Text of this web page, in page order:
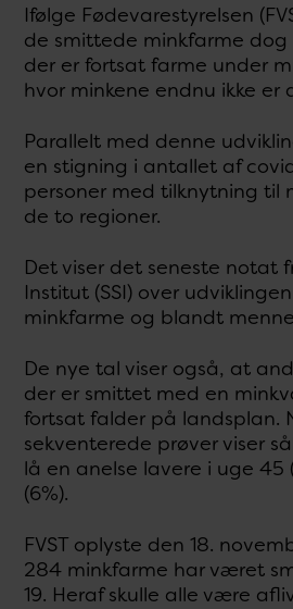
Ifølge Fødevarestyrelsen
de smittede minkfarme
der er fortsat farme under
hvor minkene endnu ikke er
Parallelt med denne
en stigning i antallet af
personer med tilknytning til
de to regioner.
Det viser det seneste notat
Institut (SSI) over
minkfarme og blandt
De nye tal viser også, at
der er smittet med en
fortsat falder på landsplan.
sekventerede prøver viser
lå en anelse lavere i uge 45
(6%).
FVST oplyste den 18.
284 minkfarme har været
19. Heraf skulle alle være